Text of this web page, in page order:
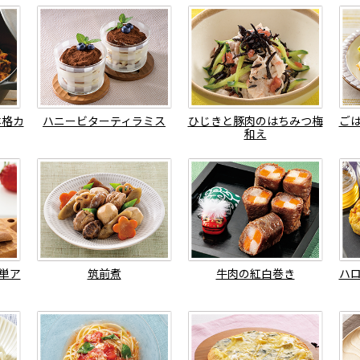
カ ハニービターティラミス
ひじきと豚肉のはちみつ梅
和え
ご
ア 筑前煮 牛肉の紅白巻き ハ